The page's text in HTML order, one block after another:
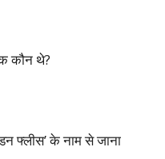
कौन थे?
फ्लीस’ के नाम से जाना